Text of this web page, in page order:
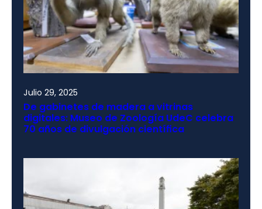
Julio 29, 2025
De gabinetes de madera a vitrinas
digitales: Museo de Zoología UdeC celebra
70 años de divulgación científica